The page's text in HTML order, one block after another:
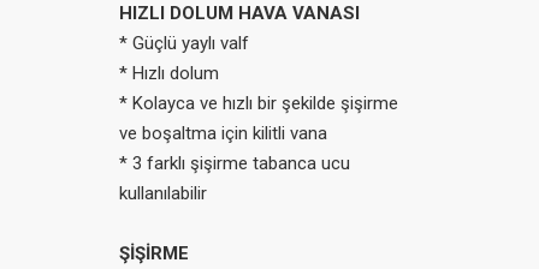
HIZLI DOLUM HAVA VANASI
* Güçlü yaylı valf
* Hızlı dolum
* Kolayca ve hızlı bir şekilde şişirme
ve boşaltma için kilitli vana
* 3 farklı şişirme tabanca ucu
kullanılabilir
ŞİŞİRME